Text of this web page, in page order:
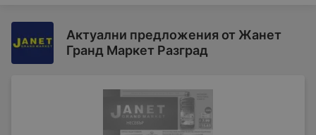
Актуални предложения от Жанет
Гранд Маркет Разград